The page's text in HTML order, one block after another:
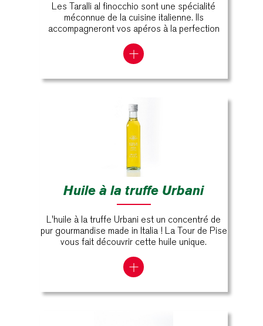
Les Taralli al finocchio sont une spécialité
méconnue de la cuisine italienne. Ils
accompagneront vos apéros à la perfection
Huile à la truffe Urbani
L'huile à la truffe Urbani est un concentré de
pur gourmandise made in Italia ! La Tour de Pise
vous fait découvrir cette huile unique.